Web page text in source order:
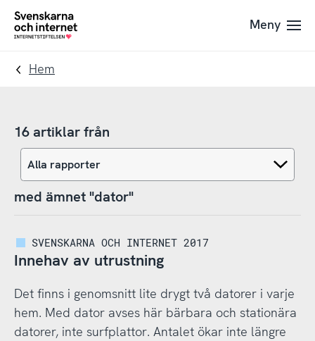
Till
navigation
Till
innehåll
To
Meny
Hem
16 artiklar från
med ämnet "dator"
SVENSKARNA OCH INTERNET 2017
Innehav av utrustning
Det finns i genomsnitt lite drygt två datorer i varje
hem. Med dator avses här bärbara och stationära
datorer, inte surfplattor. Antalet ökar inte längre